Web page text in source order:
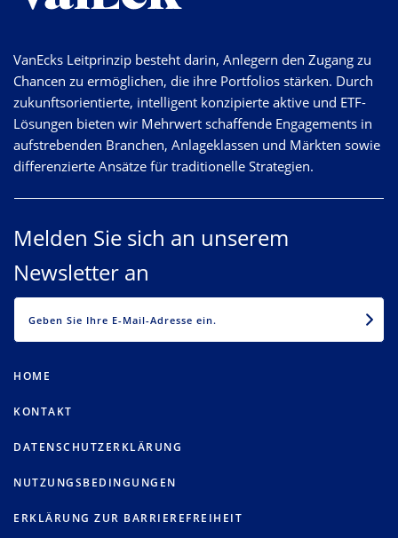
VanEcks Leitprinzip besteht darin, Anlegern den Zugang zu
Chancen zu ermöglichen, die ihre Portfolios stärken. Durch
zukunftsorientierte, intelligent konzipierte aktive und ETF-
Lösungen bieten wir Mehrwert schaffende Engagements in
aufstrebenden Branchen, Anlageklassen und Märkten sowie
differenzierte Ansätze für traditionelle Strategien.
Melden Sie sich an unserem
Newsletter an
HOME
KONTAKT
DATENSCHUTZERKLÄRUNG
NUTZUNGSBEDINGUNGEN
ERKLÄRUNG ZUR BARRIEREFREIHEIT